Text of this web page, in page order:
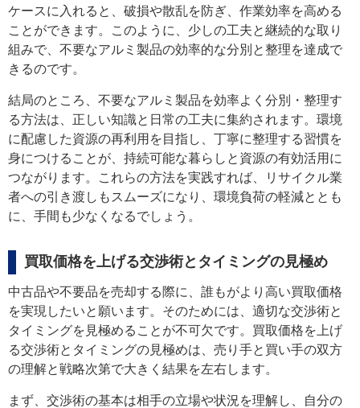
ケースに入れると、破損や散乱を防ぎ、作業効率を高める
ことができます。このように、少しの工夫と継続的な取り
組みで、不要なアルミ製品の効率的な分別と整理を達成で
きるのです。
結局のところ、不要なアルミ製品を効率よく分別・整理す
る方法は、正しい知識と日常の工夫に集約されます。環境
に配慮した資源の再利用を目指し、丁寧に整理する習慣を
身につけることが、持続可能な暮らしと資源の有効活用に
つながります。これらの方法を実践すれば、リサイクル業
者への引き渡しもスムーズになり、環境負荷の軽減ととも
に、手間も少なくなるでしょう。
買取価格を上げる交渉術とタイミングの見極め
中古品や不要品を売却する際に、誰もがより高い買取価格
を実現したいと願います。そのためには、適切な交渉術と
タイミングを見極めることが不可欠です。買取価格を上げ
る交渉術とタイミングの見極めは、売り手と買い手の双方
の理解と戦略次第で大きく結果を左右します。
まず、交渉術の基本は相手の立場や状況を理解し、自分の